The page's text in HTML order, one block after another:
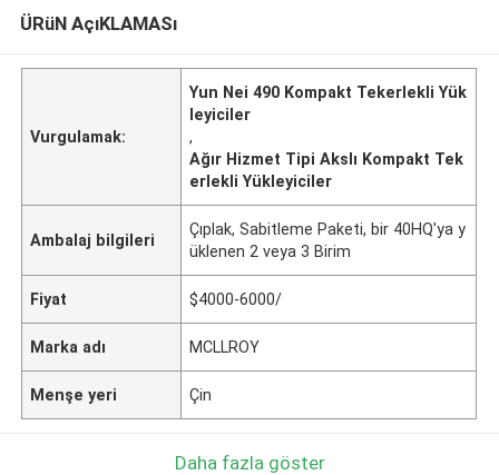
ÜRüN AçıKLAMASı
Vurgulamak:
Yun Nei 490 Kompakt Tekerlekli Yük
leyiciler
,
Ağır Hizmet Tipi Akslı Kompakt Tek
erlekli Yükleyiciler
Ambalaj bilgileri
Çıplak, Sabitleme Paketi, bir 40HQ'ya y
üklenen 2 veya 3 Birim
Fiyat $4000-6000/
Marka adı MCLLROY
Menşe yeri Çin
Daha fazla göster